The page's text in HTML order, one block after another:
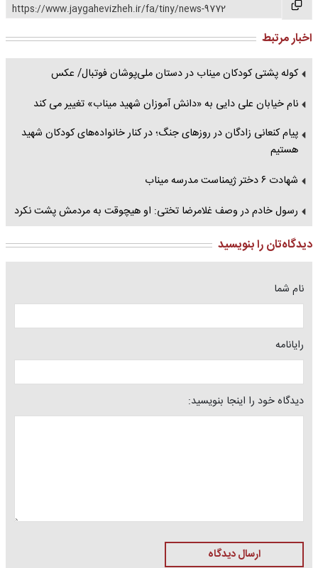
https://www.jaygahevizheh.ir/fa/tiny/news-9772
اخبار مرتبط
کوله پشتی کودکان میناب در دستان ملی‌پوشان فوتبال/ عکس
نام خیابان علی دایی به «دانش آموزان شهید میناب» تغییر می کند
پیام کنعانی زادگان در روزهای جنگ؛ در کنار خانواده‌های کودکان شهید
هستیم
شهادت ۶ دختر ژیمناست مدرسه میناب
رسول خادم در وصف غلامرضا تختی: او هیچوقت به مردمش پشت نکرد
دیدگاه‌تان را بنویسید
نام شما
رایانامه
دیدگاه خود را اینجا بنویسید:
ارسال دیدگاه